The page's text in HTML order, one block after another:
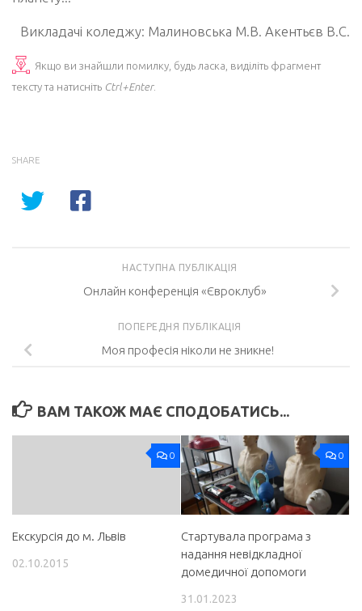
Викладачі коледжу: Малиновська М.В. Акентьєв В.С.
Якщо ви знайшли помилку, будь ласка, виділіть фрагмент
тексту та натисніть Ctrl+Enter.
SHARE
НАСТУПНА ПУБЛІКАЦІЯ
Онлайн конференція «Євроклуб»
ПОПЕРЕДНЯ ПУБЛІКАЦІЯ
Моя професія ніколи не зникне!
ВАМ ТАКОЖ МАЄ СПОДОБАТИСЬ...
0
Екскурсія до м. Львів
02.10.2015
0
Стартувала програма з
надання невідкладної
домедичної допомоги
31.01.2023